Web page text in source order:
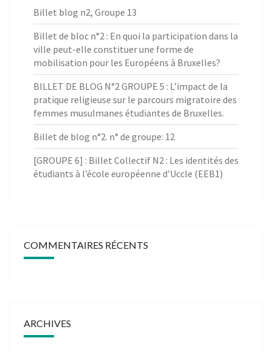
Billet blog n2, Groupe 13
Billet de bloc n°2 : En quoi la participation dans la
ville peut-elle constituer une forme de
mobilisation pour les Européens à Bruxelles?
BILLET DE BLOG N°2 GROUPE 5 : L’impact de la
pratique religieuse sur le parcours migratoire des
femmes musulmanes étudiantes de Bruxelles.
Billet de blog n°2. n° de groupe: 12
[GROUPE 6] : Billet Collectif N2 : Les identités des
étudiants à l’école européenne d’Uccle (EEB1)
COMMENTAIRES RÉCENTS
ARCHIVES